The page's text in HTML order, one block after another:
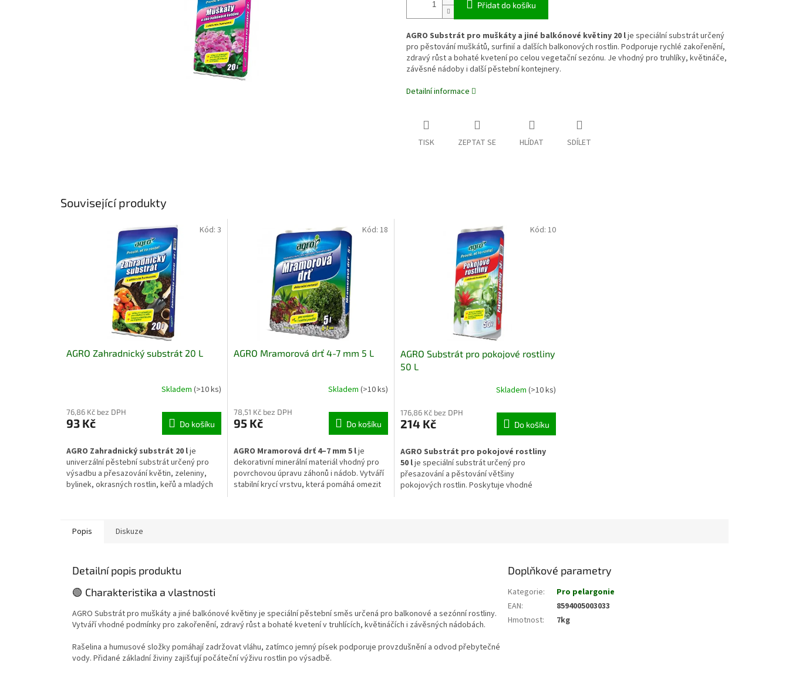
Přidat do košíku
AGRO Substrát pro muškáty a jiné balkónové květiny 20 lje speciální substrát určený
pro pěstování muškátů, surfinií a dalších balkonových rostlin. Podporuje rychlé zakořenění,
zdravý růst a bohaté kvetení po celou vegetační sezónu. Je vhodný pro truhlíky, květináče,
závěsné nádoby i další pěstební kontejnery.
Detailní informace
TISK ZEPTAT SE HLÍDAT SDÍLET
Související produkty
AGRO Zahradnický substrát 20 L
Skladem (>10 ks)
76,86 Kč bez DPH
93 Kč Do košíku
AGRO Zahradnický substrát 20 lje
univerzální pěstební substrát určený pro
výsadbu a přesazování květin, zeleniny,
bylinek, okrasných rostlin, keřů a mladých
provzdušněním kořenového prostoru.
Kód: 3
AGRO Mramorová drť 4-7 mm 5 L
Skladem (>10 ks)
78,51 Kč bez DPH
95 Kč Do košíku
AGRO Mramorová drť 4–7 mm 5 lje
dekorativní minerální materiál vhodný pro
povrchovou úpravu záhonů i nádob. Vytváří
stabilní krycí vrstvu, která pomáhá omezit
Kód: 18
AGRO Substrát pro pokojové rostliny
50 L
Skladem (>10 ks)
176,86 Kč bez DPH
214 Kč Do košíku
AGRO Substrát pro pokojové rostliny
50 lje speciální substrát určený pro
přesazování a pěstování většiny
pokojových rostlin. Poskytuje vhodné
Kód: 10
Popis Diskuze
Detailní popis produktu
🟢 Charakteristika a vlastnosti
AGRO Substrát pro muškáty a jiné balkónové květiny je speciální pěstební směs určená pro balkonové a sezónní rostliny.
Vytváří vhodné podmínky pro zakořenění, zdravý růst a bohaté kvetení v truhlících, květináčích i závěsných nádobách.
Rašelina a humusové složky pomáhají zadržovat vláhu, zatímco jemný písek podporuje provzdušnění a odvod přebytečné
vody. Přidané základní živiny zajišťují počáteční výživu rostlin po výsadbě.
Doplňkové parametry
Kategorie:
Pro pelargonie
EAN:
8594005003033
Hmotnost: 7kg